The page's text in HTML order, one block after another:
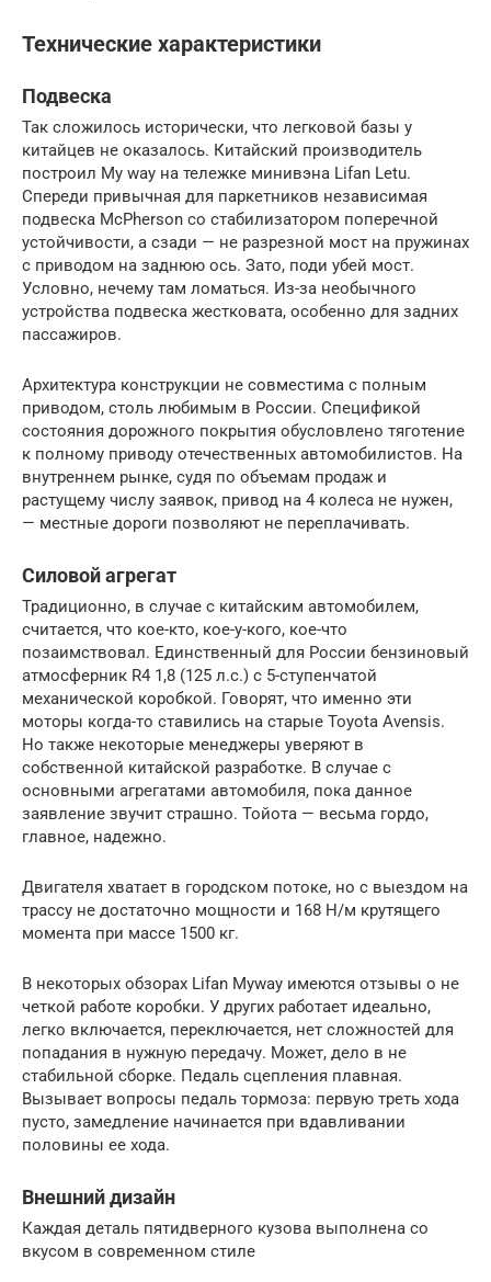
Технические характеристики
Подвеска
Так сложилось исторически, что легковой базы у
китайцев не оказалось. Китайский производитель
построил My way на тележке минивэна Lifan Letu.
Спереди привычная для паркетников независимая
подвеска McPherson со стабилизатором поперечной
устойчивости, а сзади — не разрезной мост на пружинах
с приводом на заднюю ось. Зато, поди убей мост.
Условно, нечему там ломаться. Из-за необычного
устройства подвеска жестковата, особенно для задних
пассажиров.
Архитектура конструкции не совместима с полным
приводом, столь любимым в России. Спецификой
состояния дорожного покрытия обусловлено тяготение
к полному приводу отечественных автомобилистов. На
внутреннем рынке, судя по объемам продаж и
растущему числу заявок, привод на 4 колеса не нужен,
— местные дороги позволяют не переплачивать.
Силовой агрегат
Традиционно, в случае с китайским автомобилем,
считается, что кое-кто, кое-у-кого, кое-что
позаимствовал. Единственный для России бензиновый
атмосферник R4 1,8 (125 л.с.) с 5-ступенчатой
механической коробкой. Говорят, что именно эти
моторы когда-то ставились на старые Toyota Avensis.
Но также некоторые менеджеры уверяют в
собственной китайской разработке. В случае с
основными агрегатами автомобиля, пока данное
заявление звучит страшно. Тойота — весьма гордо,
главное, надежно.
Двигателя хватает в городском потоке, но с выездом на
трассу не достаточно мощности и 168 Н/м крутящего
момента при массе 1500 кг.
В некоторых обзорах Lifan Myway имеются отзывы о не
четкой работе коробки. У других работает идеально,
легко включается, переключается, нет сложностей для
попадания в нужную передачу. Может, дело в не
стабильной сборке. Педаль сцепления плавная.
Вызывает вопросы педаль тормоза: первую треть хода
пусто, замедление начинается при вдавливании
половины ее хода.
Внешний дизайн
Каждая деталь пятидверного кузова выполнена со
вкусом в современном стиле